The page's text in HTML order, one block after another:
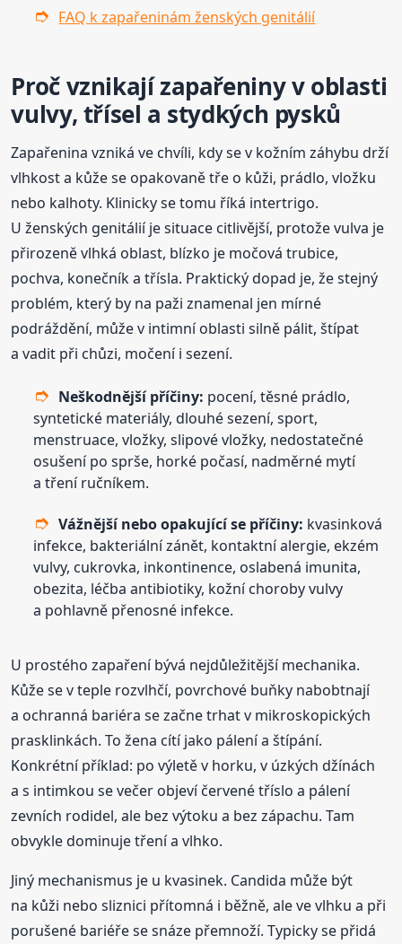
FAQ k zapařeninám ženských genitálií
Proč vznikají zapařeniny v oblasti
vulvy, třísel a stydkých pysků
Zapařenina vzniká ve chvíli, kdy se v kožním záhybu drží
vlhkost a kůže se opakovaně tře o kůži, prádlo, vložku
nebo kalhoty. Klinicky se tomu říká intertrigo.
U ženských genitálií je situace citlivější, protože vulva je
přirozeně vlhká oblast, blízko je močová trubice,
pochva, konečník a třísla. Praktický dopad je, že stejný
problém, který by na paži znamenal jen mírné
podráždění, může v intimní oblasti silně pálit, štípat
a vadit při chůzi, močení i sezení.
Neškodnější příčiny: pocení, těsné prádlo,
syntetické materiály, dlouhé sezení, sport,
menstruace, vložky, slipové vložky, nedostatečné
osušení po sprše, horké počasí, nadměrné mytí
a tření ručníkem.
Vážnější nebo opakující se příčiny: kvasinková
infekce, bakteriální zánět, kontaktní alergie, ekzém
vulvy, cukrovka, inkontinence, oslabená imunita,
obezita, léčba antibiotiky, kožní choroby vulvy
a pohlavně přenosné infekce.
U prostého zapaření bývá nejdůležitější mechanika.
Kůže se v teple rozvlhčí, povrchové buňky nabobtnají
a ochranná bariéra se začne trhat v mikroskopických
prasklinkách. To žena cítí jako pálení a štípání.
Konkrétní příklad: po výletě v horku, v úzkých džínách
a s intimkou se večer objeví červené tříslo a pálení
zevních rodidel, ale bez výtoku a bez zápachu. Tam
obvykle dominuje tření a vlhko.
Jiný mechanismus je u kvasinek. Candida může být
na kůži nebo sliznici přítomná i běžně, ale ve vlhku a při
porušené bariéře se snáze přemnoží. Typicky se přidá